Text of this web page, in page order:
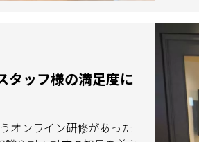
タッフ様の満足度に
オンライン研修があった